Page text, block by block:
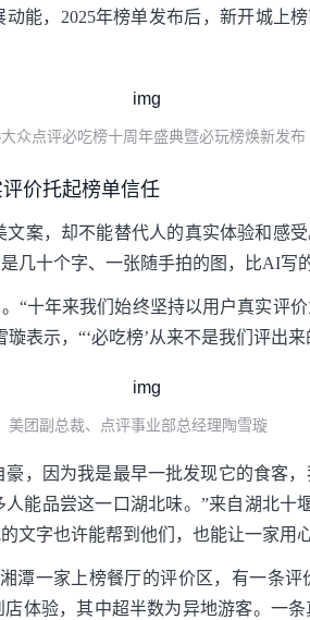
能，2025年榜单发布后，新开城上
大众点评必吃榜十周年盛典暨必玩榜焕新发布
价托起榜单信任
案，却不能替代人的真实体验和感
几十个字、一张随手拍的图，比AI写
“十年来我们始终坚持以用户真实评
表示，“‘必吃榜’从来不是我们评出
美团副总裁、点评事业部总经理陶雪璇
豪，因为我是最早一批发现它的食客
能品尝这一口湖北味。”来自湖北十
文字也许能帮到他们，也能让一家用
潭一家上榜餐厅的评价区，有一条
体验，其中超半数为异地游客。一